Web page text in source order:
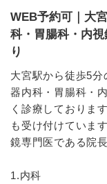
WEB予約可｜大
科・胃腸科・内
り
大宮駅から徒歩5
器内科・胃腸科・
く診療しておりま
も受け付けていま
鏡専門医である院
1.内科